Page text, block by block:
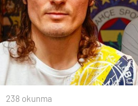
238 okunma